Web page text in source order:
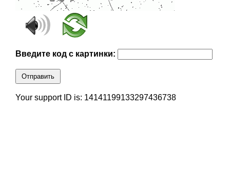
Введите код с картинки:
Отправить
Your support ID is: 14141199133297436738